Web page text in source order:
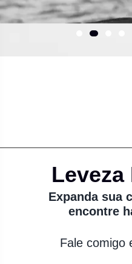
Leveza
Expanda sua
encontre
Fale comigo